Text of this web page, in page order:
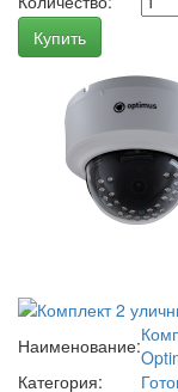
Купить
Наименование:
Категория: